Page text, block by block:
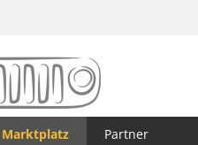
Marktplatz Partner